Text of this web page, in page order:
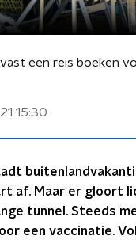
15:30
af. Maar er gloort
tunnel. Steeds
een vaccinatie.